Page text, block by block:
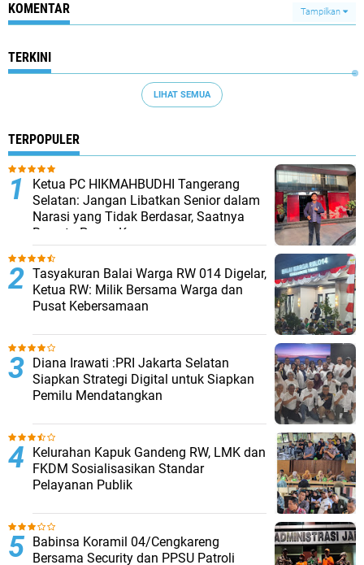
KOMENTAR Tampilkan
TERKINI
LIHAT SEMUA
TERPOPULER
Ketua PC HIKMAHBUDHI Tangerang
Selatan: Jangan Libatkan Senior dalam
Narasi yang Tidak Berdasar, Saatnya
Bersatu Pasca Kongres
Tasyakuran Balai Warga RW 014 Digelar,
Ketua RW: Milik Bersama Warga dan
Pusat Kebersamaan
Diana Irawati :PRI Jakarta Selatan
Siapkan Strategi Digital untuk Siapkan
Pemilu Mendatangkan
Kelurahan Kapuk Gandeng RW, LMK dan
FKDM Sosialisasikan Standar
Pelayanan Publik
Babinsa Koramil 04/Cengkareng
Bersama Security dan PPSU Patroli